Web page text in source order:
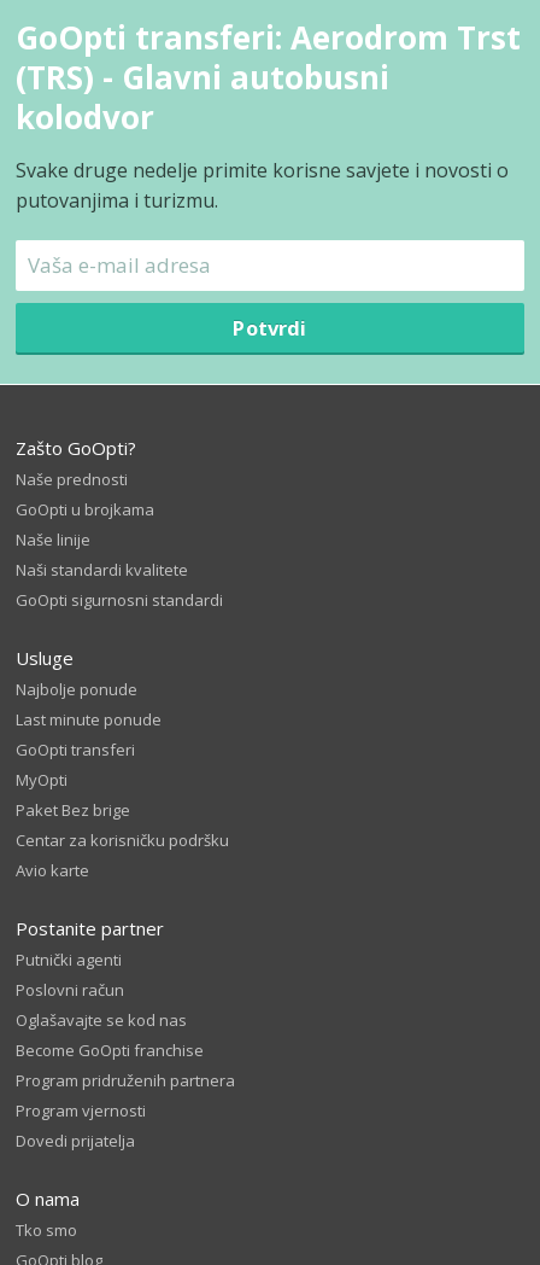
GoOpti transferi: Aerodrom Trst
(TRS) - Glavni autobusni
kolodvor
Svake druge nedelje primite korisne savjete i novosti o
putovanjima i turizmu.
Potvrdi
Zašto GoOpti?
Naše prednosti
GoOpti u brojkama
Naše linije
Naši standardi kvalitete
GoOpti sigurnosni standardi
Usluge
Najbolje ponude
Last minute ponude
GoOpti transferi
MyOpti
Paket Bez brige
Centar za korisničku podršku
Avio karte
Postanite partner
Putnički agenti
Poslovni račun
Oglašavajte se kod nas
Become GoOpti franchise
Program pridruženih partnera
Program vjernosti
Dovedi prijatelja
O nama
Tko smo
GoOpti blog